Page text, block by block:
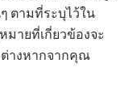
ตามที่ระบุไว้ใน
มายที่เกี่ยวข้องจะ
างหากจากคุณ